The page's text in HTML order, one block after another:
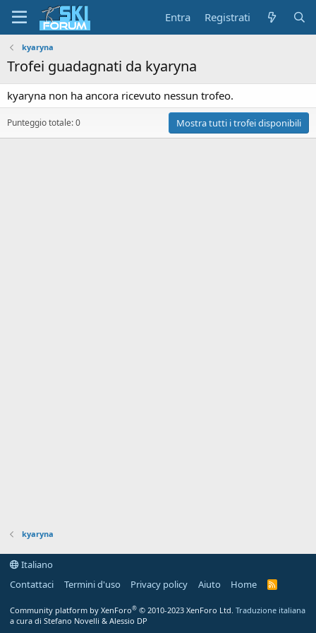
Entra Registrati
kyaryna
Trofei guadagnati da kyaryna
kyaryna non ha ancora ricevuto nessun trofeo.
Punteggio totale: 0 Mostra tutti i trofei disponibili
kyaryna
Italiano
Contattaci
Termini d'uso Privacy policy Aiuto Home
R
Community platform by XenForo® © 2010-2023 XenForo Ltd. Traduzione italiana
a cura di Stefano Novelli & Alessio DP